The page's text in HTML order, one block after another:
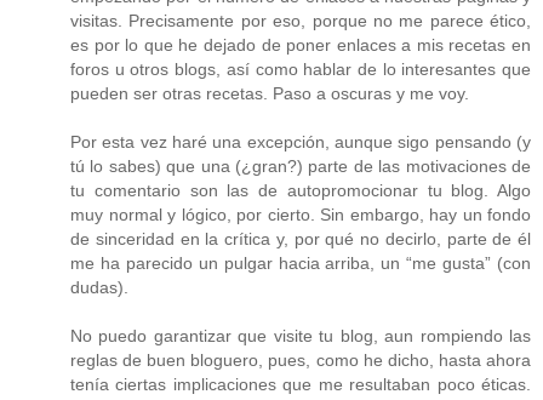
visitas. Precisamente por eso, porque no me parece ético,
es por lo que he dejado de poner enlaces a mis recetas en
foros u otros blogs, así como hablar de lo interesantes que
pueden ser otras recetas. Paso a oscuras y me voy.
Por esta vez haré una excepción, aunque sigo pensando (y
tú lo sabes) que una (¿gran?) parte de las motivaciones de
tu comentario son las de autopromocionar tu blog. Algo
muy normal y lógico, por cierto. Sin embargo, hay un fondo
de sinceridad en la crítica y, por qué no decirlo, parte de él
me ha parecido un pulgar hacia arriba, un “me gusta” (con
dudas).
No puedo garantizar que visite tu blog, aun rompiendo las
reglas de buen bloguero, pues, como he dicho, hasta ahora
tenía ciertas implicaciones que me resultaban poco éticas.